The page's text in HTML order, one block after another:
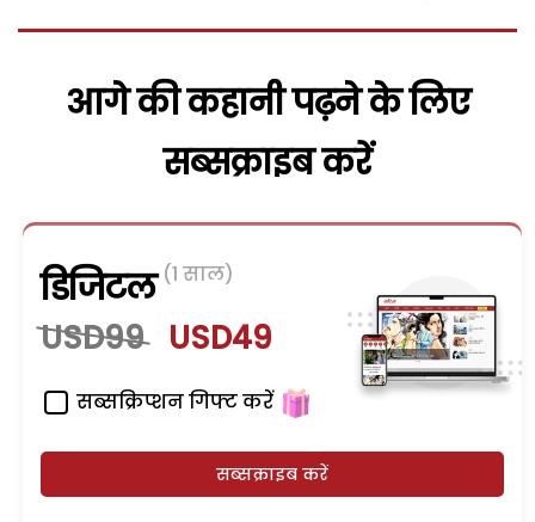
आगे की कहानी पढ़ने के लिए
सब्सक्राइब करें
डिजिटल (1 साल)
USD99 USD49
सब्सक्रिप्शन गिफ्ट करें
सब्सक्राइब करें